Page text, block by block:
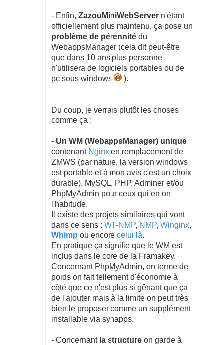
- Enfin, ZazouMiniWebServern'étant
officiellement plus maintenu, ça pose un
problème de pérennitédu
WebappsManager (cela dit peut-être
que dans 10 ans plus personne
n'utilisera de logiciels portables ou de
pc sous windows
).
Du coup, je verrais plutôt les choses
comme ça :
- Un WM (WebappsManager) unique
contenant Nginxen remplacement de
ZMWS (par nature, la version windows
est portable et à mon avis c'est un choix
durable), MySQL, PHP, Adminer et/ou
PhpMyAdmin pour ceux qui en on
l'habitude.
Il existe des projets similaires qui vont
dans ce sens : WT-NMP, NMP, Winginx,
Whimp ou encore celui là.
En pratique ça signifie que le WM est
inclus dans le core de la Framakey.
Concernant PhpMyAdmin, en terme de
poids on fait tellement d'économie à
côté que ce n'est plus si gênant que ça
de l'ajouter mais à la limite on peut très
bien le proposer comme un supplément
installable via synapps.
- Concernant la structureon garde à